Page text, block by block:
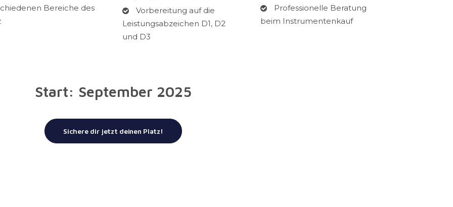
Bereiche des
Vorbereitung auf die
Leistungsabzeichen D1, D2
und D3
Professionelle Beratung
beim Instrumentenkauf
Start: September 2025
Sichere dir jetzt deinen Platz!